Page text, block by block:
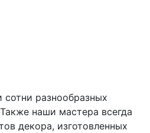
разнообразных
наши мастера всегда
декора, изготовленных